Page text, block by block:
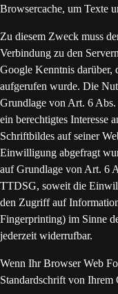
Browsercache, um Texte
Zu diesem Zweck muss
Verbindung zu den
Google Kenntnis darüber,
aufgerufen wurde. Die
Grundlage von Art. 6
ein berechtigtes Interesse
Schriftbildes auf seiner
Einwilligung abgefragt
auf Grundlage von Art. 6
TTDSG, soweit die
den Zugriff auf
Fingerprinting) im Sinne
jederzeit widerrufbar.
Wenn Ihr Browser Web
Standardschrift von Ihrem